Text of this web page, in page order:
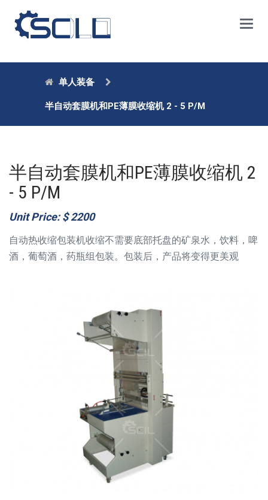
Main
Menu
单人装备
半自动套膜机和PE薄膜收缩机 2 - 5 P/M
半自动套膜机和PE薄膜收缩机 2
- 5 P/M
Unit Price:$ 2200
自动热收缩包装机收缩不需要底部托盘的矿泉水，饮料，啤
酒，葡萄酒，药瓶组包装。包装后，产品将变得更美观